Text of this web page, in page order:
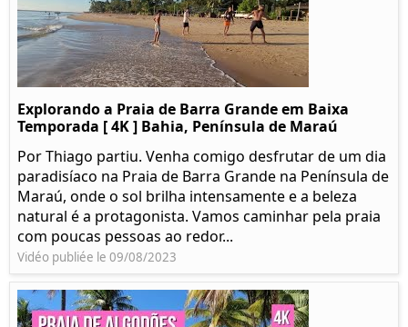
Explorando a Praia de Barra Grande em Baixa
Temporada [ 4K ] Bahia, Península de Maraú
Por Thiago partiu. Venha comigo desfrutar de um dia
paradisíaco na Praia de Barra Grande na Península de
Maraú, onde o sol brilha intensamente e a beleza
natural é a protagonista. Vamos caminhar pela praia
com poucas pessoas ao redor...
Vidéo publiée le 09/08/2023